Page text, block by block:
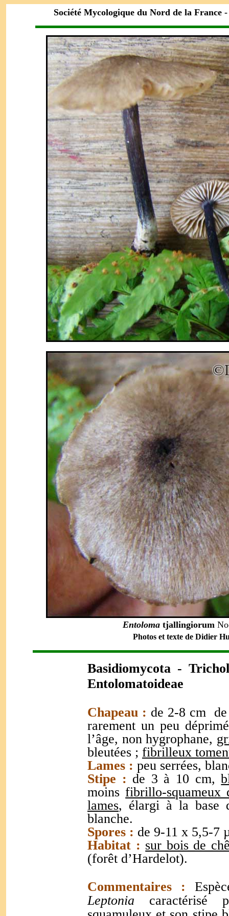
Société Mycologique du Nord de la France
Entoloma tjallingiorum
Photos et texte de Didier
Basidiomycota -
Entolomatoideae
Chapeau : de 2-8 cm
rarement un peu
l’âge, non hygrophane,
bleutées ; fibrilleux
Lames : peu serrées,
Stipe : de 3 à 10 cm,
moinsfibrillo-squameux
lames, élargi à la base
blanche.
Spores : de 9-11 x 5,5-7
Habitat : sur bois de
(forêt d’Hardelot).
Commentaires :
Leptonia caractérisé